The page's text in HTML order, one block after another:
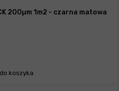
200µm 1m2 - czarna matowa
do koszyka